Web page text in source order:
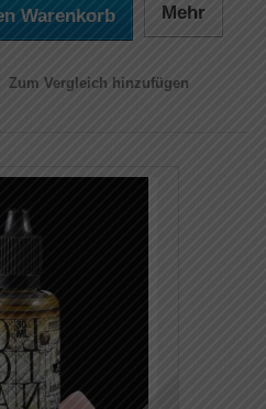
Warenkorb Mehr
Zum Vergleich hinzufügen